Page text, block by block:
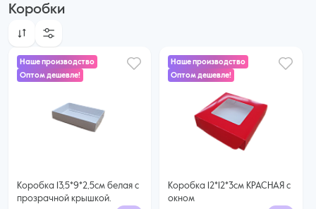
Коробки
Наше производство
Оптом дешевле!
Коробка 13,5*9*2,5см белая с
прозрачной крышкой.
24 ₽
21 ₽ за шт. при заказе от 50 шт.
Купить оптом
Наше производство
Оптом дешевле!
Коробка 12*12*3см КРАСНАЯ с
окном
18 ₽
16 ₽ за шт. при заказе от 50 шт.
Купить оптом